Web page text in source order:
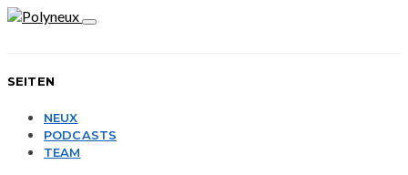
SEITEN
NEUX
PODCASTS
TEAM